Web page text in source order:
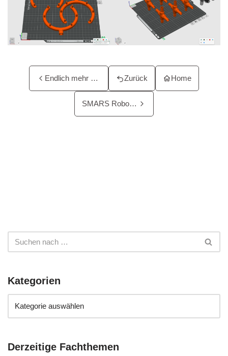
Endlich mehr Luft zum Atmen… Zurück Home
SMARS Roboter im Eigenbau –…
Kategorien
Derzeitige Fachthemen